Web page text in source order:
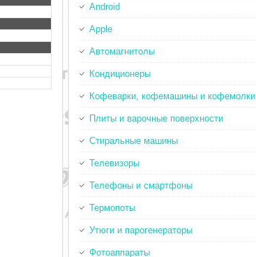
Android
Apple
Автомагнитолы
Кондиционеры
Кофеварки, кофемашины и кофемолки
Плиты и варочные поверхности
Стиральные машины
Телевизоры
Телефоны и смартфоны
Термопоты
Утюги и парогенераторы
Фотоаппараты